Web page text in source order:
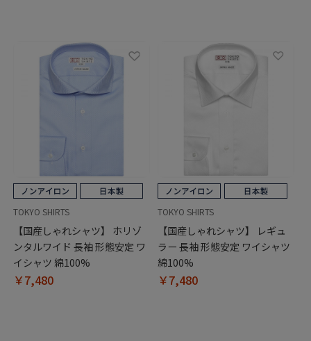
TOKYO SHIRTS
【国産しゃれシャツ】 ホリゾ
ンタルワイド 長袖 形態安定 ワ
イシャツ 綿100%
￥7,480
TOKYO SHIRTS
【国産しゃれシャツ】 レギュ
ラー 長袖 形態安定 ワイシャツ
綿100%
￥7,480